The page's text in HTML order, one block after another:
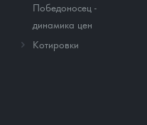
Победоносец -
динамика цен
Котировки